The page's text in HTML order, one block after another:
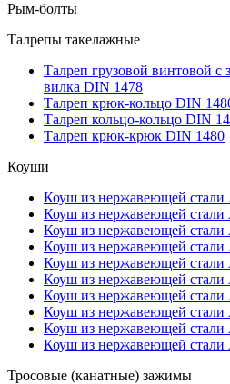
Рым-болты
Талрепы такелажные
Талреп грузовой винтовой
вилка DIN 1478
Талреп крюк-кольцо DIN
Талреп кольцо-кольцо DIN
Талреп крюк-крюк DIN 1480
Коуши
Коуш из нержавеющей
Коуш из нержавеющей
Коуш из нержавеющей
Коуш из нержавеющей
Коуш из нержавеющей
Коуш из нержавеющей
Коуш из нержавеющей
Коуш из нержавеющей
Коуш из нержавеющей
Коуш из нержавеющей
Тросовые (канатные) зажимы